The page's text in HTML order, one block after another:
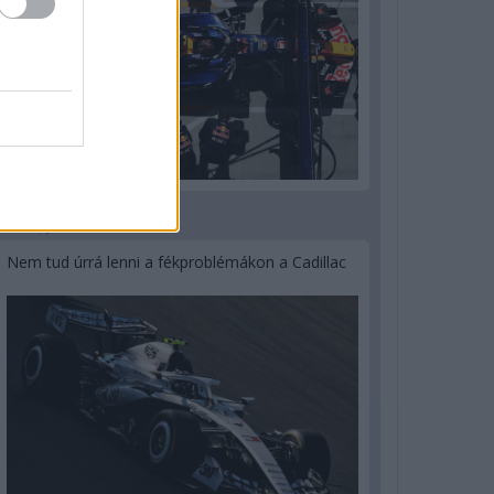
Nem tud úrrá lenni a fékproblémákon a Cadillac